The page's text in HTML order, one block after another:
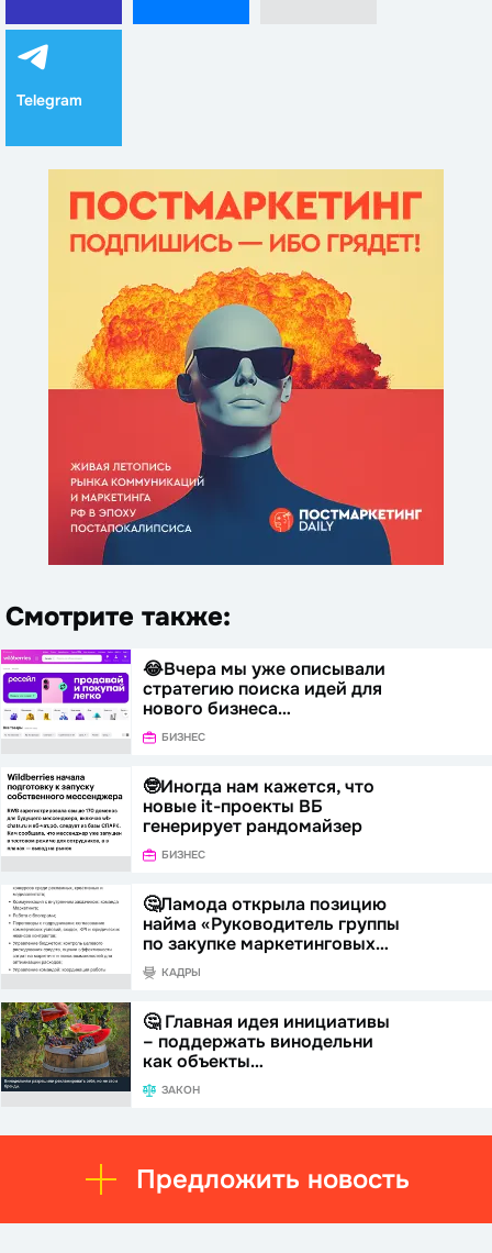
Telegram
Смотрите также:
😂Вчера мы уже описывали
стратегию поиска идей для
нового бизнеса…
БИЗНЕС
🤓Иногда нам кажется, что
новые it-проекты ВБ
генерирует рандомайзер
БИЗНЕС
🤔Ламода открыла позицию
найма «Руководитель группы
по закупке маркетинговых…
КАДРЫ
🤔 Главная идея инициативы
– поддержать винодельни
как объекты…
ЗАКОН
Предложить новость